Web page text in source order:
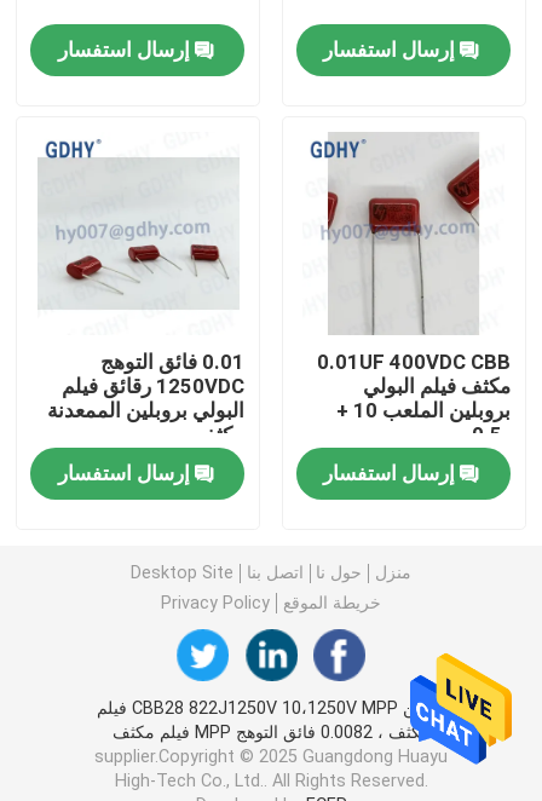
مكثف عالي التردد
مكثف فيلم الصوت المحوري
مكثف غشاء البولي بروبلين CBB
مكثف قوة الفيلم
مكثف تبريد المياه
مكثف سخان التعريفي
إرسال استفسار
إرسال استفسار
0.01UF 400VDC CBB
مكثف فيلم البولي
بروبلين الملعب 10 +
إرسال استفسار
0.01 فائق التوهج
1250VDC رقائق فيلم
البولي بروبلين الممعدنة
مكثف
إرسال استفسار
منزل حول نا اتصل بنا
Desktop Site
خريطة الموقع
Privacy Policy
الصين CBB28 822J1250V 10،1250V MPP فيلم
مكثف ، 0.0082 فائق التوهج MPP فيلم مكثف
supplier.Copyright © 2025 Guangdong Huayu
High-Tech Co., Ltd.. All Rights Reserved.